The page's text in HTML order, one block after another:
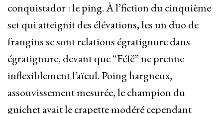
conquistador : le ping. À l’fiction du cinquième
set qui atteignit des élévations, les un duo de
frangins se sont relations égratignure dans
égratignure, devant que “Féfé” ne prenne
inflexiblement l’aïeul. Poing hargneux,
assouvissement mesurée, le champion du
guichet avait le crapette modéré cependant